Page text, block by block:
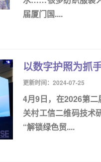
届厦门国....
以数字护照为抓
更新时间：2024-07-25
4月9日，在2026第
关村工信二维码技术
“解锁绿色贸....